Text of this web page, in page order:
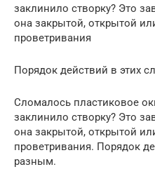
заклинило створку? Это
она закрытой, открытой
проветривания
Порядок действий в этих
Сломалось пластиковое
заклинило створку? Это
она закрытой, открытой
проветривания. Порядок
разным.